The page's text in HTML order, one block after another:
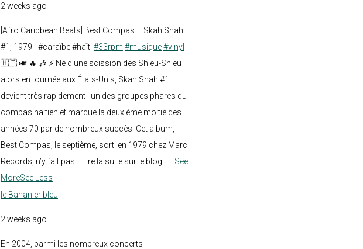
2 weeks ago
[Afro Caribbean Beats] Best Compas – Skah Shah
#1, 1979 - #caraïbe #haïti #33rpm #musique#vinyl -
🇭🇹 🎺 🔥 🎶 ⚡ Né d’une scission des Shleu-Shleu
alors en tournée aux États-Unis, Skah Shah #1
devient très rapidement l’un des groupes phares du
compas haïtien et marque la deuxième moitié des
années 70 par de nombreux succès. Cet album,
Best Compas, le septième, sorti en 1979 chez Marc
Records, n’y fait pas... Lire la suite sur le blog :
See
MoreSee Less
le Bananier bleu
2 weeks ago
En 2004, parmi les nombreux concerts